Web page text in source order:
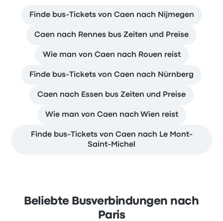
Finde bus-Tickets von Caen nach Nijmegen
Caen nach Rennes bus Zeiten und Preise
Wie man von Caen nach Rouen reist
Finde bus-Tickets von Caen nach Nürnberg
Caen nach Essen bus Zeiten und Preise
Wie man von Caen nach Wien reist
Finde bus-Tickets von Caen nach Le Mont-
Saint-Michel
Beliebte Busverbindungen nach
Paris